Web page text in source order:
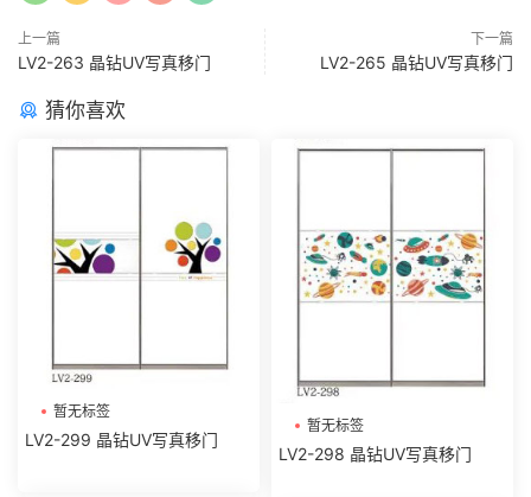
上一篇
LV2-263 晶钻UV写真移门
下一篇
LV2-265 晶钻UV写真移门
猜你喜欢
暂无标签
LV2-299 晶钻UV写真移门
暂无标签
LV2-298 晶钻UV写真移门